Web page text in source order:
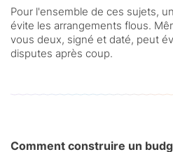
Pour l'ensemble de ces sujets,
évite les arrangements flous.
vous deux, signé et daté, peut
disputes après coup.
Comment construire un